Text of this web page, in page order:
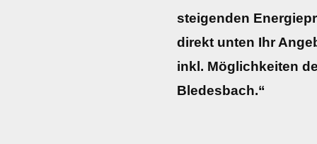
steigenden
direkt unten Ihr
inkl. Möglichkeiten
Bledesbach.“